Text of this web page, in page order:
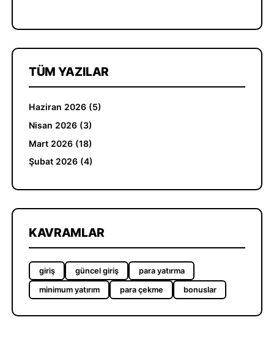
TÜM YAZILAR
Haziran 2026 (5)
Nisan 2026 (3)
Mart 2026 (18)
Şubat 2026 (4)
KAVRAMLAR
giriş güncel giriş para yatırma
minimum yatırım para çekme bonuslar